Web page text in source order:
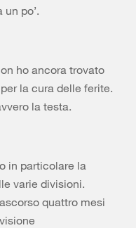
po’.
ho ancora trovato
la cura delle ferite.
la testa.
in particolare la
varie divisioni.
quattro mesi